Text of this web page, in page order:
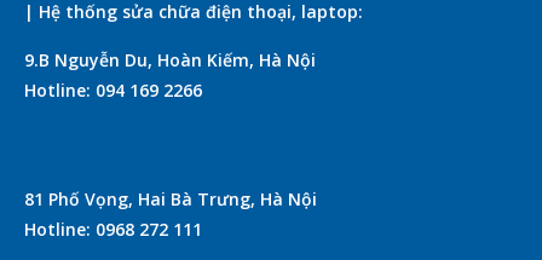
| Hệ thống sửa chữa điện thoại, laptop:
9.B Nguyễn Du, Hoàn Kiếm, Hà Nội
Hotline: 094 169 2266
81 Phố Vọng, Hai Bà Trưng, Hà Nội
Hotline: 0968 272 111